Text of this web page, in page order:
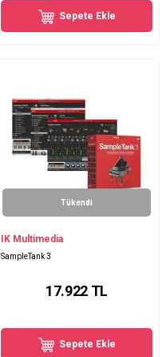
Sepete Ekle
Tükendi
IK Multimedia
SampleTank 3
17.922TL
Sepete Ekle